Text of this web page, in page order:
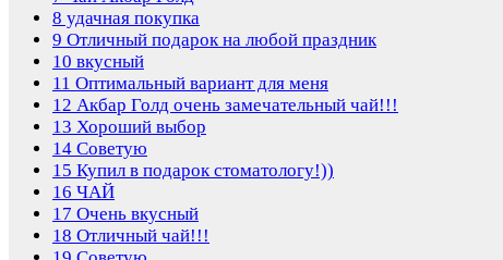
8 удачная покупка
9 Отличный подарок на любой праздник
10 вкусный
11 Оптимальный вариант для меня
12 Акбар Голд очень замечательный чай!!!
13 Хороший выбор
14 Советую
15 Купил в подарок стоматологу!))
16 ЧАЙ
17 Очень вкусный
18 Отличный чай!!!